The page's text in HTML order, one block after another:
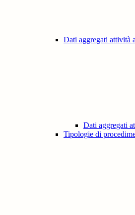
Dati aggregati attività
Dati aggregati
Tipologie di